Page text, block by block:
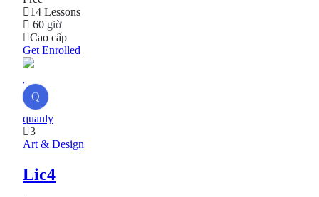
14 Lessons
60 giờ
Cao cấp
Get Enrolled
Q
quanly
3
Art & Design
Lic4